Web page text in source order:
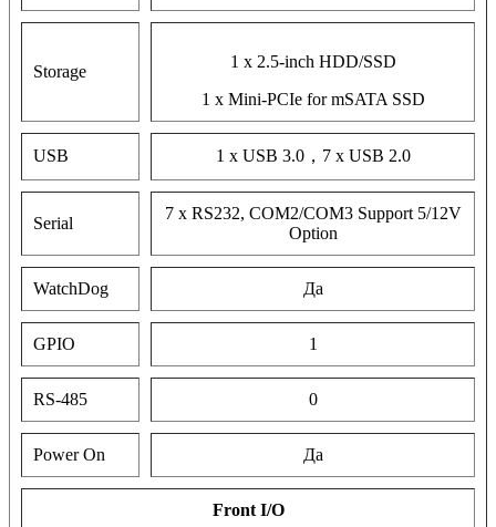
Storage
1 x 2.5-inch HDD/SSD
1 x Mini-PCIe for mSATA SSD
USB 1 x USB 3.0，7 x USB 2.0
Serial
7 x RS232, COM2/COM3 Support 5/12V
Option
WatchDog Да
GPIO 1
RS-485 0
Power On Да
Front I/O